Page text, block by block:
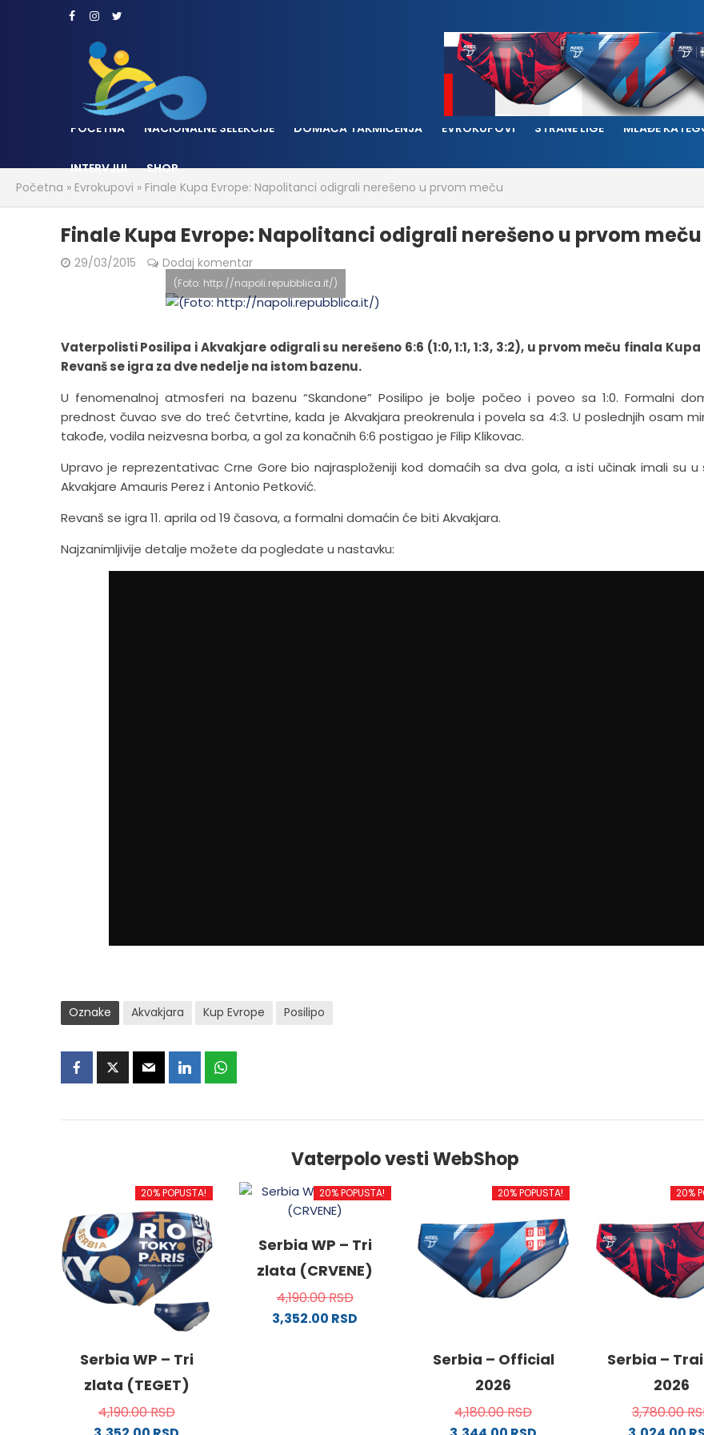
POČETNA NACIONALNE SELEKCIJE DOMAĆA TAKMIČENJA EVROKUPOVI STRANE LIGE MLAĐE
INTERVJUI
SHOP
Početna » Evrokupovi » Finale Kupa Evrope: Napolitanci odigrali nerešeno u prvom meču
Finale Kupa Evrope: Napolitanci odigrali nerešeno u prvom meču
29/03/2015 Dodaj komentar
(Foto: http://napoli.repubblica.it/)
Vaterpolisti Posilipa i Akvakjare odigrali su nerešeno 6:6 (1:0, 1:1, 1:3, 3:2), u prvom meču finala Kupa
Revanš se igra za dve nedelje na istom bazenu.
U fenomenalnoj atmosferi na bazenu “Skandone” Posilipo je bolje počeo i poveo sa 1:0. Formalni
prednost čuvao sve do treć četvrtine, kada je Akvakjara preokrenula i povela sa 4:3. U poslednjih osam
takođe, vodila neizvesna borba, a gol za konačnih 6:6 postigao je Filip Klikovac.
Upravo je reprezentativac Crne Gore bio najrasploženiji kod domaćih sa dva gola, a isti učinak imali su u
Akvakjare Amauris Perez i Antonio Petković.
Revanš se igra 11. aprila od 19 časova, a formalni domaćin će biti Akvakjara.
Najzanimljivije detalje možete da pogledate u nastavku:
Oznake Akvakjara Kup Evrope Posilipo
Vaterpolo vesti WebShop
20% POPUSTA!
Serbia WP – Tri
zlata (TEGET)
4,190.00RSD
20% POPUSTA!
Serbia WP – Tri
zlata (CRVENE)
4,190.00RSD
3,352.00 RSD
20% POPUSTA!
Serbia – Official
2026
4,180.00RSD
20%
Serbia –
2026
3,780.00